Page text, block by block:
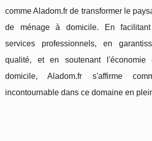
comme Aladom.fr de transformer le
de ménage à domicile. En
services professionnels, en
qualité, et en soutenant l'économie
domicile, Aladom.fr s'affirme
incontournable dans ce domaine en